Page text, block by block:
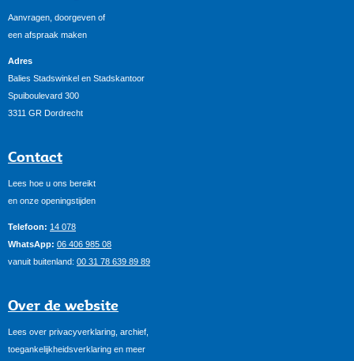
Aanvragen, doorgeven of
een afspraak maken
Adres
Balies Stadswinkel en Stadskantoor
Spuiboulevard 300
3311 GR Dordrecht
Contact
Lees hoe u ons bereikt
en onze openingstijden
Telefoon: 14 078
WhatsApp: 06 406 985 08
vanuit buitenland: 00 31 78 639 89 89
Over de website
Lees over privacyverklaring, archief,
toegankelijkheidsverklaring en meer